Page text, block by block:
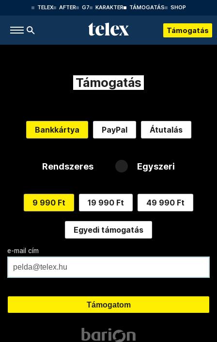
TELEX AFTER G7 KARAKTER TÁMOGATÁS SHOP
Támogatás
Támogatás
Bankkártya PayPal Átutalás
Rendszeres Egyszeri
9 990 Ft 19 990 Ft 49 990 Ft
Egyedi támogatás
e-mail cím